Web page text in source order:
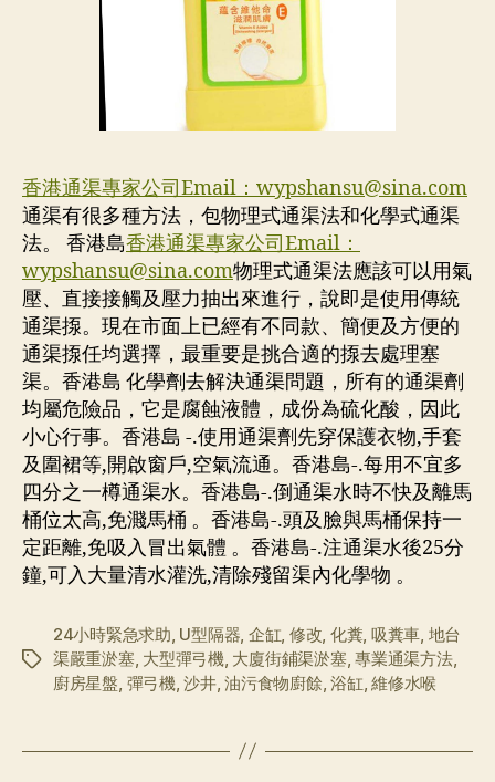
香港通渠專家公司Email： wypshansu@sina.com
通渠有很多種方法，包物理式通渠法和化學式通渠
法。 香港島香港通渠專家公司Email：
wypshansu@sina.com物理式通渠法應該可以用氣
壓、直接接觸及壓力抽出來進行，說即是使用傳統
通渠揼。現在市面上已經有不同款、簡便及方便的
通渠揼任均選擇，最重要是挑合適的揼去處理塞
渠。香港島 化學劑去解決通渠問題，所有的通渠劑
均屬危險品，它是腐蝕液體，成份為硫化酸，因此
小心行事。香港島 -.使用通渠劑先穿保護衣物,手套
及圍裙等,開啟窗戶,空氣流通。香港島-.每用不宜多
四分之一樽通渠水。香港島-.倒通渠水時不快及離馬
桶位太高,免濺馬桶 。香港島-.頭及臉與馬桶保持一
定距離,免吸入冒出氣體 。香港島-.注通渠水後25分
鐘,可入大量清水灌洗,清除殘留渠內化學物 。
标
24小時緊急求助 U型隔器 企缸 修改 化糞 吸糞車 地台
渠嚴重淤塞, 大型彈弓機, 大廈街鋪渠淤塞,專業通渠方法,
廚房星盤 彈弓機,沙井,油污食物廚餘 ,浴缸 ,維修水喉